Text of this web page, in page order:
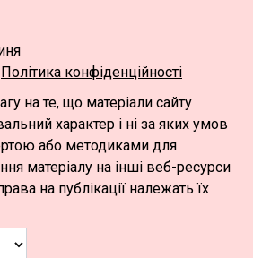
Політика конфіденційності
на те, що матеріали сайту
характер і ні за яких умов
або методиками для
матеріалу на інші веб-ресурси
на публікації належать їх